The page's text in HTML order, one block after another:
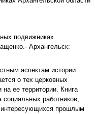
подвижниках
Архангельск:
аспектам истории
о тех церковных
ее территории. Книга
социальных работников,
интересующихся прошлым